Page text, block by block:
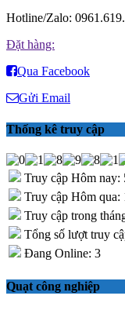
Hotline/Zalo:
Đặt hàng:
Qua Facebook
Gửi Email
Thống kê truy cập
Truy cập Hôm nay:
Truy cập Hôm qua:
Truy cập trong
Tổng số lượt truy
Đang Online: 3
Quạt công nghiệp